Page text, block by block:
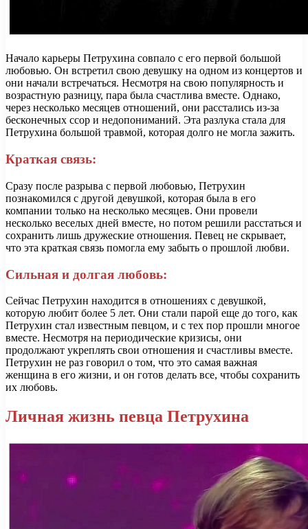
Начало карьеры Петрухина совпало с его первой большой
любовью. Он встретил свою девушку на одном из концертов и
они начали встречаться. Несмотря на свою популярность и
возрастную разницу, пара была счастлива вместе. Однако,
через несколько месяцев отношений, они расстались из-за
бесконечных ссор и недопониманий. Эта разлука стала для
Петрухина большой травмой, которая долго не могла зажить.
Краткая связь:
Сразу после разрыва с первой любовью, Петрухин
познакомился с другой девушкой, которая была в его
компании только на несколько месяцев. Они провели
несколько веселых дней вместе, но потом решили расстаться и
сохранить лишь дружеские отношения. Певец не скрывает,
что эта краткая связь помогла ему забыть о прошлой любви.
Сильная и долгая любовь:
Сейчас Петрухин находится в отношениях с девушкой,
которую любит более 5 лет. Они стали парой еще до того, как
Петрухин стал известным певцом, и с тех пор прошли многое
вместе. Несмотря на периодические кризисы, они
продолжают укреплять свои отношения и счастливы вместе.
Петрухин не раз говорил о том, что это самая важная
женщина в его жизни, и он готов делать все, чтобы сохранить
их любовь.
Личная жизнь певца Петрухина